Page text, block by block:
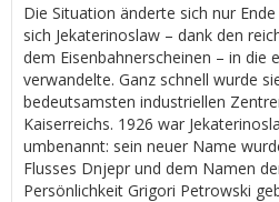
Die Situation änderte sich nur Ende
sich Jekaterinoslaw – dank den
dem Eisenbahnerscheinen – in die
verwandelte. Ganz schnell wurde
bedeutsamsten industriellen
Kaiserreichs. 1926 war
umbenannt: sein neuer Name
Flusses Dnjepr und dem Namen
Persönlichkeit Grigori Petrowski